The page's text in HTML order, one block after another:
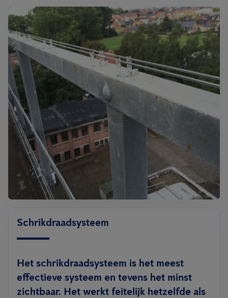
Schrikdraadsysteem
Het schrikdraadsysteem is het meest
effectieve systeem en tevens het minst
zichtbaar. Het werkt feitelijk hetzelfde als